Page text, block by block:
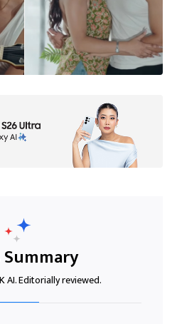
AI. Editorially reviewed.